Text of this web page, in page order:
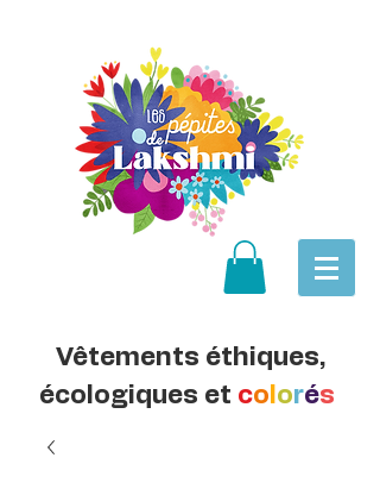
Vêtements éthiques,
écologiques et co orés